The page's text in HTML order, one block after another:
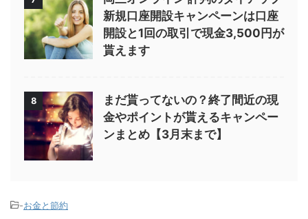
新規口座開設キャンペーンは口座
開設と1回の取引で現金3,500円が
貰えます
8
まだ貰ってないの？終了間近の現
金やポイントが貰えるキャンペー
ンまとめ【3月末まで】
-お金と節約